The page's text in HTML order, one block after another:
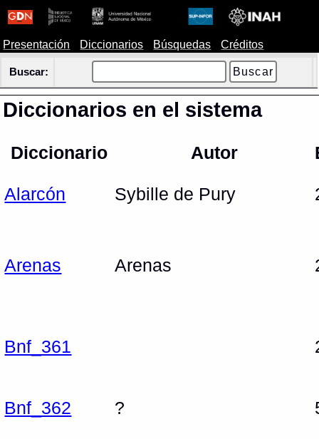
Presentación Diccionarios Búsquedas Créditos
Buscar:
Diccionarios en el sistema
Diccionario Autor
Alarcón Sybille de Pury
Arenas Arenas
Bnf_361
Bnf_362 ?